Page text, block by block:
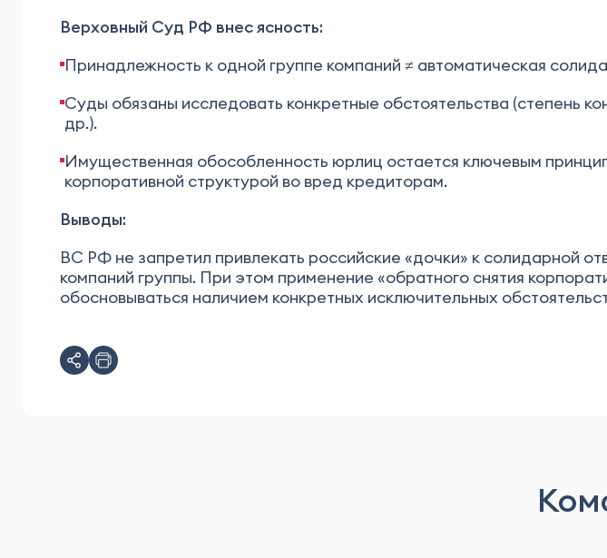
Верховный Суд РФ внес ясность:
Принадлежность к одной группе компаний ≠ автоматическая
Суды обязаны исследовать конкретные обстоятельства (степень
др.).
Имущественная обособленность юрлиц остается ключевым
корпоративной структурой во вред кредиторам.
Выводы:
ВС РФ не запретил привлекать российские «дочки» к солидарной
компаний группы. При этом применение «обратного снятия
обосновываться наличием конкретных исключительных